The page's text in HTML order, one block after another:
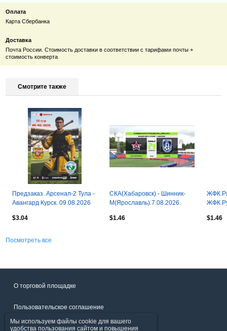
Оплата
Карта Сбербанка
Доставка
Почта России. Стоимость доставки в соответствии с тарифами почты +
стоимость конверта
Смотрите также
Предзаказ. Арсенал-2 Тула -
Авангард Курск. 09.08.2026
$3.04
СКА(Хабаровск) - Шинник-
М(Ярославль).7.08.2026.
$1.46
$1.46
Посмотреть все
О торговой площадке
Пользовательское соглашение
Политика конфиденциальности
Мы используем файлы cookie для вашего
удобства пользования сайтом и повышения